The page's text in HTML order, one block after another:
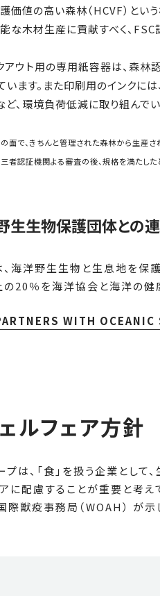
価値の高い森林（HCVF）とい
な木材生産に貢献すべく、
アウト用の専用紙容器は、森林
います。また印刷用のインクに
、環境負荷低減に取り組んでい
面で、きちんと管理された森林から生産
者認証機関よる審査の後、規格を満たした
生生物保護団体との
、海洋野生生物と生息地を
の20％を海洋協会と海洋の
WITH
ルフェア方針
プは、「食」を扱う企業とし
に配慮することが重要と考え
際獣疫事務局（WOAH） が